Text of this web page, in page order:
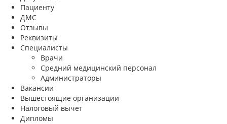
Пациенту
ДМС
Отзывы
Реквизиты
Специалисты
Врачи
Средний медицинский персонал
Администраторы
Вакансии
Вышестоящие организации
Налоговый вычет
Дипломы